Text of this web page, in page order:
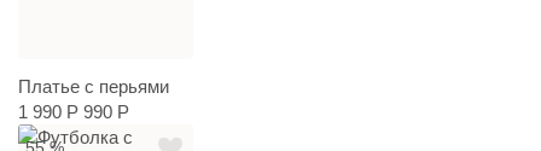
Платье с перьями
1 990 Р 990 Р